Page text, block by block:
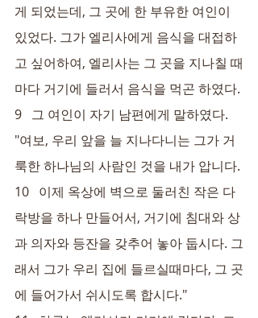
게 되었는데, 그 곳에 한 부유한 여인이
있었다. 그가 엘리사에게 음식을 대접하
고 싶어하여, 엘리사는 그 곳을 지나칠 때
마다 거기에 들러서 음식을 먹곤 하였다.
9   그 여인이 자기 남편에게 말하였다.
"여보, 우리 앞을 늘 지나다니는 그가 거
룩한 하나님의 사람인 것을 내가 압니다.
10   이제 옥상에 벽으로 둘러친 작은 다
락방을 하나 만들어서, 거기에 침대와 상
과 의자와 등잔을 갖추어 놓아 둡시다. 그
래서 그가 우리 집에 들르실때마다, 그 곳
에 들어가서 쉬시도록 합시다."